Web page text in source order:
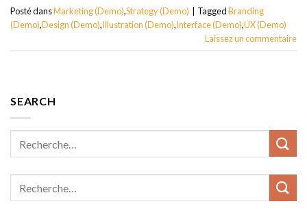
Posté dansMarketing (Demo),Strategy (Demo) TaggedBranding
(Demo),Design (Demo),Illustration (Demo),Interface (Demo),UX (Demo)
Laissez un commentaire
SEARCH